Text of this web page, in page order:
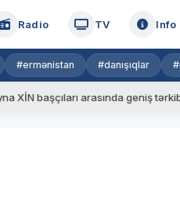
Radio TV Info
#ermənistan #danışıqlar
arasında geniş tərkibdə görüş